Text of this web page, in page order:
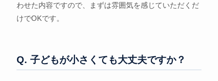
わせた内容ですので、まずは雰囲気を感じていただくだ
けでOKです。
Q. 子どもが小さくても大丈夫ですか？